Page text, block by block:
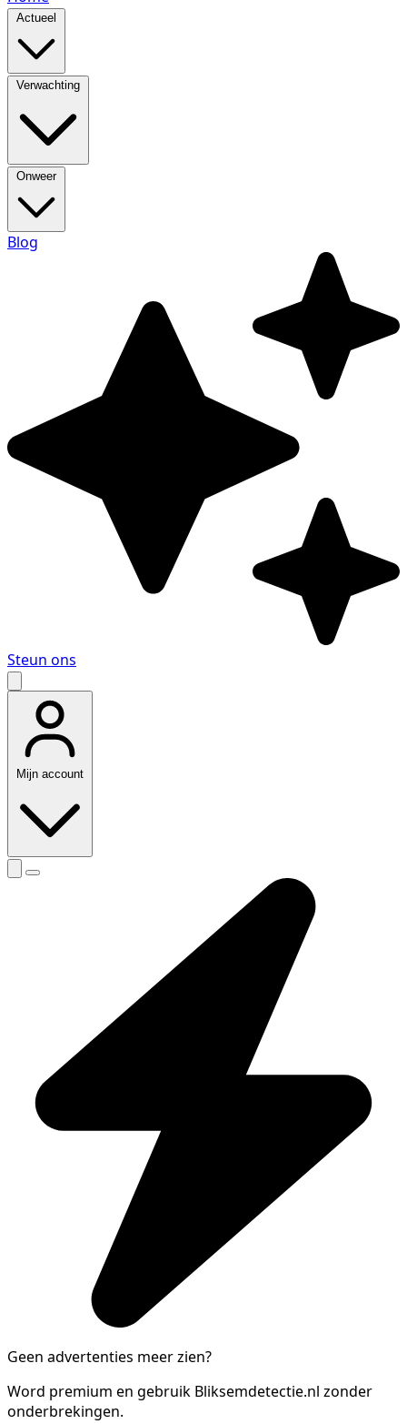
Actueel
Verwachting
Onweer
Blog
Steun ons
Mijn account
Geen advertenties meer zien?
Word premium en gebruik Bliksemdetectie.nl zonder
onderbrekingen.